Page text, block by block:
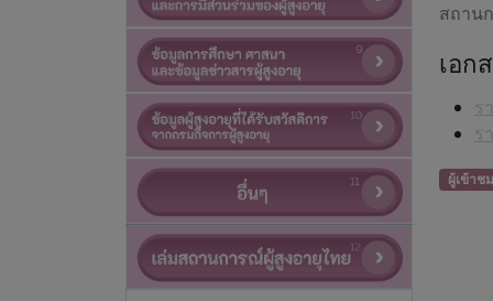
สถาน
เอก
ร
ร
ผู้เข้าช